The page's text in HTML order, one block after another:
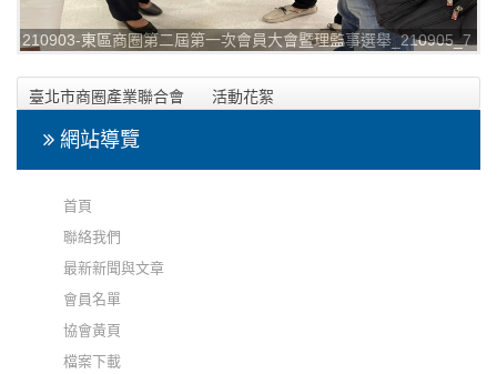
210903-東區商圈第二屆第一次會員大會暨理監事選舉_210905_7
臺北市商圈產業聯合會
活動花絮
2021年9月3日-台北市東區商圈發展協會第二屆第一次會員大會
暨理監事選舉活動相本
網站導覽
首頁
聯絡我們
最新新聞與文章
會員名單
協會黃頁
檔案下載